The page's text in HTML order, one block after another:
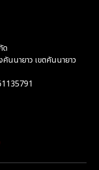
ด
นนายาว เขตคันนายาว